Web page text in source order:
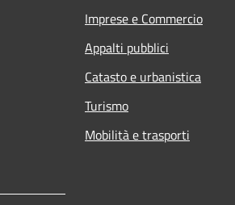
Imprese e Commercio
Appalti pubblici
Catasto e urbanistica
Turismo
Mobilità e trasporti